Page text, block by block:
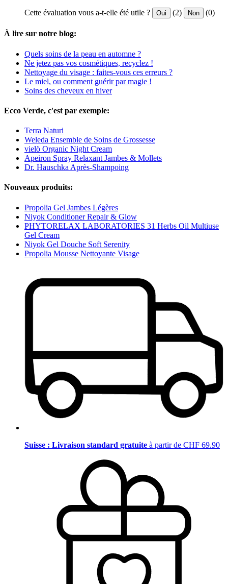
Cette évaluation vous a-t-elle été utile ? Oui (2) Non (0)
À lire sur notre blog:
Quels soins de la peau en automne ?
Ne jetez pas vos cosmétiques, recyclez !
Nettoyage du visage : faites-vous ces erreurs ?
Le miel, ou comment guérir par magie !
Soins des cheveux en hiver
Ecco Verde, c'est par exemple:
Terra Naturi
Weleda Ensemble de Soins de Grossesse
vielö Organic Night Cream
Apeiron Spray Relaxant Jambes & Mollets
Dr. Hauschka Après-Shampoing
Nouveaux produits:
Propolia Gel Jambes Légères
Niyok Conditioner Repair & Glow
PHYTORELAX LABORATORIES 31 Herbs Oil Multiuse
Gel Cream
Niyok Gel Douche Soft Serenity
Propolia Mousse Nettoyante Visage
Suisse : Livraison standard gratuite à partir de CHF 69.90